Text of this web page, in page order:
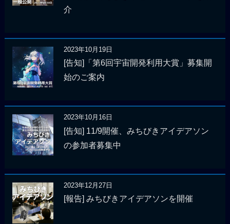
介
2023年10月19日
[告知]「第6回宇宙開発利用大賞」募集開
始のご案内
2023年10月16日
[告知] 11/9開催、みちびきアイデアソン
の参加者募集中
2023年12月27日
[報告] みちびきアイデアソンを開催